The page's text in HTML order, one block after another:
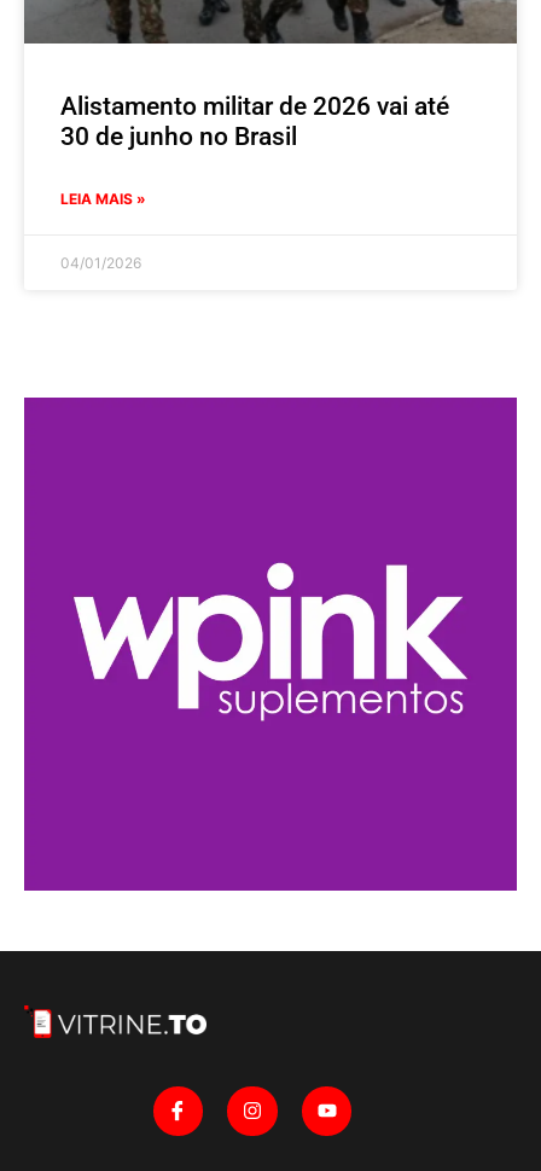
Alistamento militar de 2026 vai até
30 de junho no Brasil
LEIA MAIS »
04/01/2026